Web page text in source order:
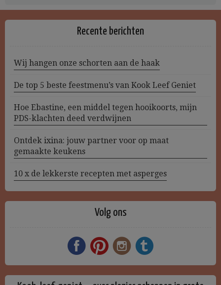
Recente berichten
Wij hangen onze schorten aan de haak
De top 5 beste feestmenu’s van Kook Leef Geniet
Hoe Ebastine, een middel tegen hooikoorts, mijn
PDS-klachten deed verdwijnen
Ontdek ixina: jouw partner voor op maat
gemaakte keukens
10 x de lekkerste recepten met asperges
Volg ons